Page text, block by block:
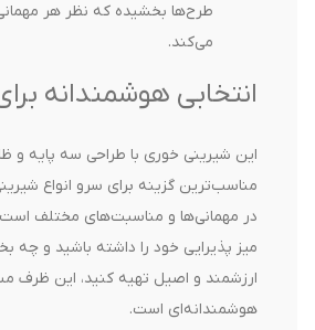
طرح‌ها بخشیده که نظر هر
می‌کند.
انتخابی هوشمندانه
این شیرینی خوری با طراحی سه پایه و
مناسب‌ترین گزینه برای سرو انواع
در مهمانی‌ها و مناسبت‌های مختلف
میز پذیرایی خود را داشته باشید و چه
ارزشمند و اصیل تهیه کنید، این ظرف
هوشمندانه‌ای است.